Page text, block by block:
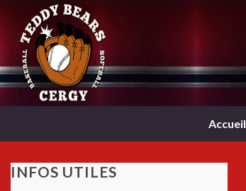
Accueil
INFOS UTILES